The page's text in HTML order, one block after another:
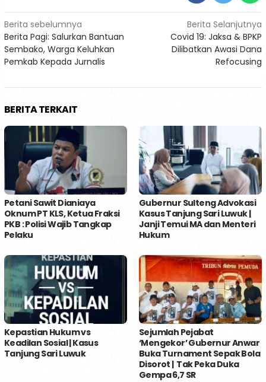
Navigasi
pos
Berita sebelumnya
Berita Pagi: Salurkan Bantuan
Sembako, Warga Keluhkan
Pemkab Kepada Jurnalis
Berita Selanjutnya
Covid 19: Jaksa & BPKP
Dilibatkan Awasi Dana
Refocusing
BERITA TERKAIT
Petani Sawit Dianiaya
Oknum PT KLS, Ketua Fraksi
PKB : Polisi Wajib Tangkap
Pelaku
Gubernur Sulteng Advokasi
Kasus Tanjung Sari Luwuk |
Janji Temui MA dan Menteri
Hukum
Kepastian Hukum vs
Keadilan Sosial | Kasus
Tanjung Sari Luwuk
Sejumlah Pejabat
‘Mengekor’ Gubernur Anwar
Buka Turnament Sepak Bola
Disorot | Tak Peka Duka
Gempa 6,7 SR